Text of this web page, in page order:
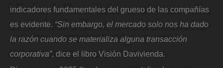
indicadores fundamentales del grueso de las compañías
es evidente. “Sin embargo, el mercado solo nos ha dado
la razón cuando se materializa alguna transacción
corporativa”, dice el libro Visión Davivienda.